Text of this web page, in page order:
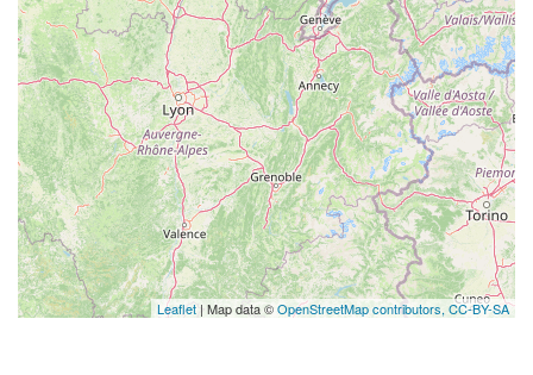
Leaflet | Map data ©OpenStreetMap contributors, CC-BY-SA